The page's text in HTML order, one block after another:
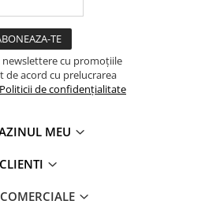
newslettere cu promoțiile
de acord cu prelucrarea
Politicii de confidențialitate
MEU
CLIENTI